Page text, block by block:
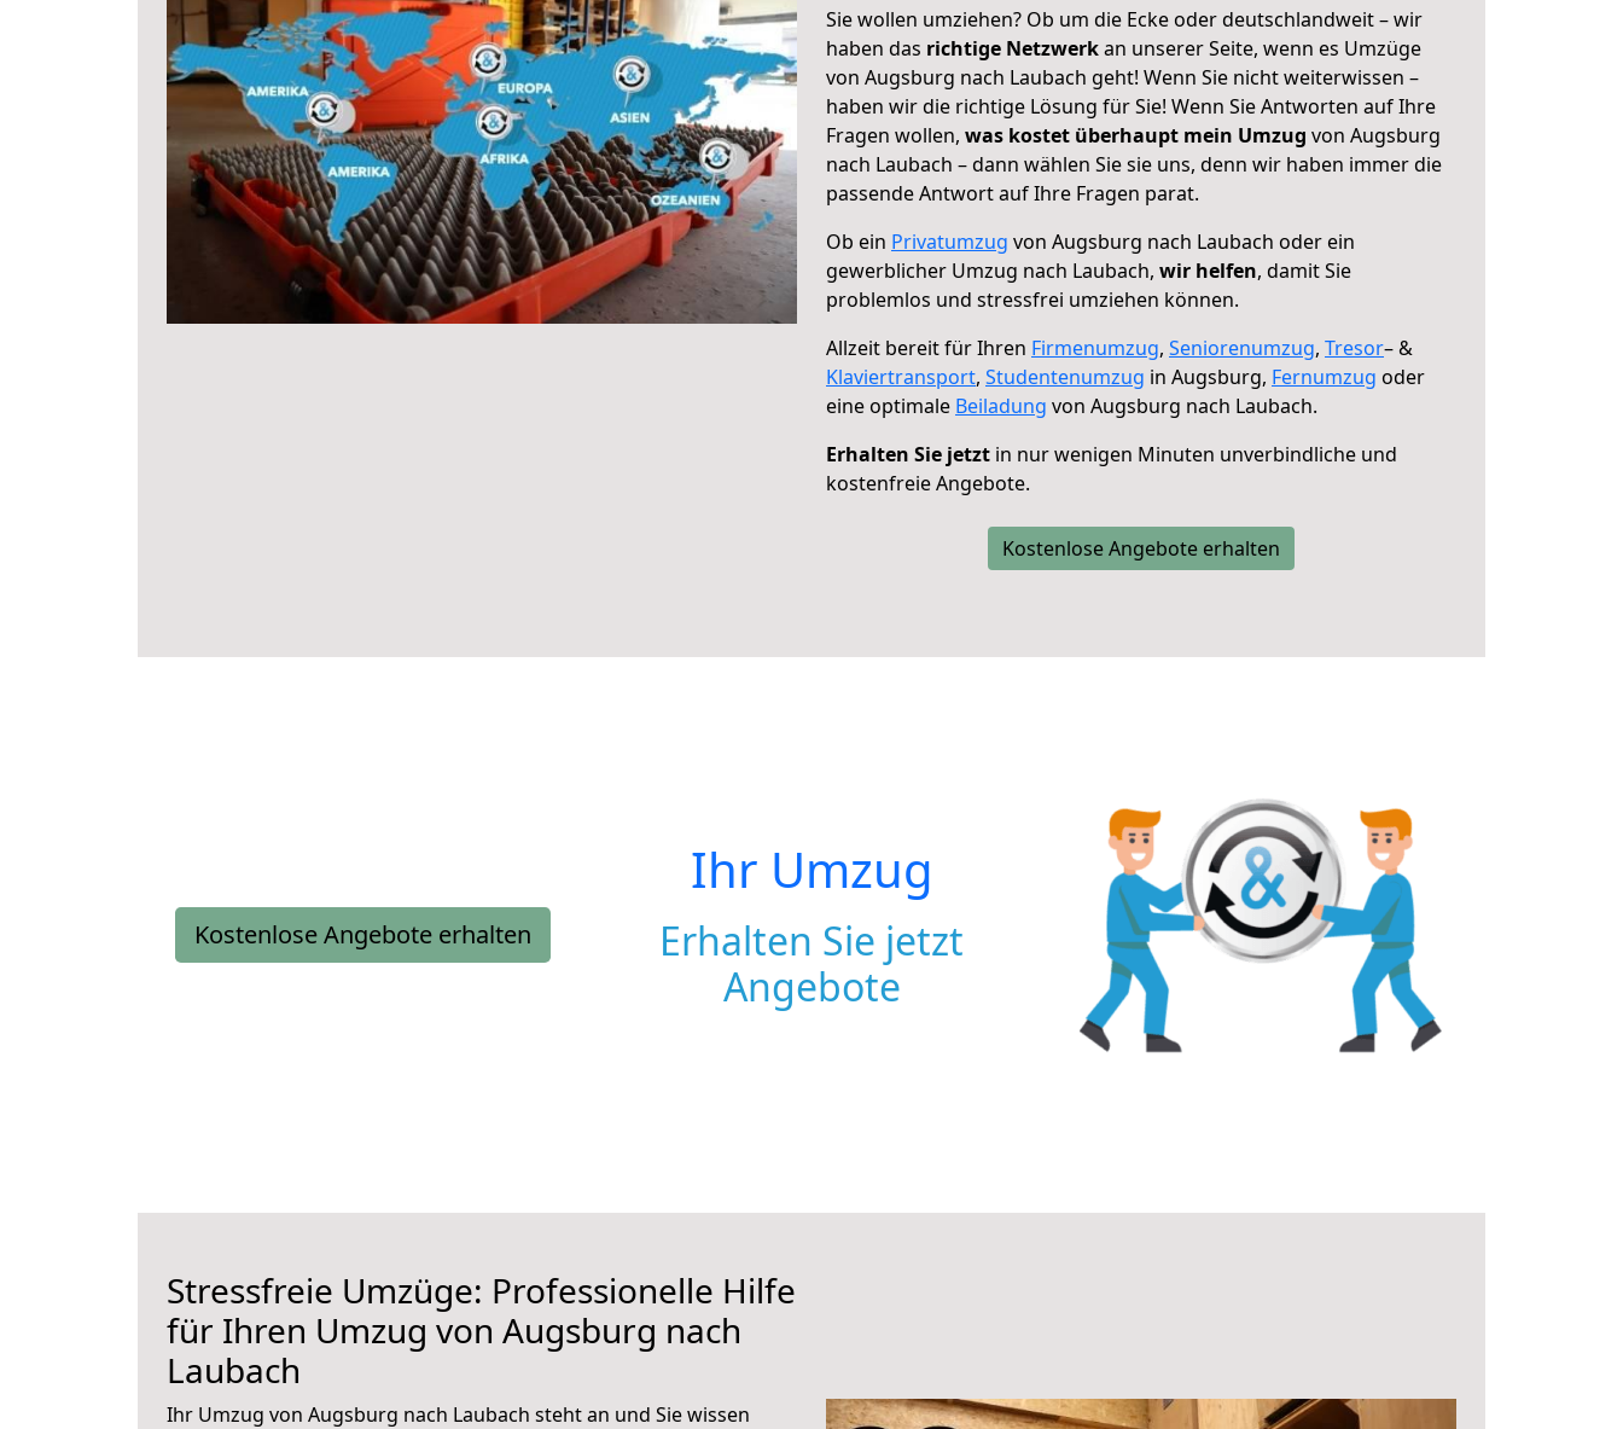
Sie wollen umziehen? Ob um die Ecke oder deutschlandweit – wir
haben das richtige Netzwerkan unserer Seite, wenn es Umzüge
von Augsburg nach Laubach geht! Wenn Sie nicht weiterwissen –
haben wir die richtige Lösung für Sie! Wenn Sie Antworten auf Ihre
Fragen wollen, was kostet überhaupt mein Umzug von Augsburg
nach Laubach – dann wählen Sie sie uns, denn wir haben immer die
passende Antwort auf Ihre Fragen parat.
Ob ein Privatumzug von Augsburg nach Laubach oder ein
gewerblicher Umzug nach Laubach, wir helfen, damit Sie
problemlos und stressfrei umziehen können.
Allzeit bereit für Ihren Firmenumzug, Seniorenumzug, Tresor– &
Klaviertransport, Studentenumzug in Augsburg, Fernumzug oder
eine optimale Beiladung von Augsburg nach Laubach.
Erhalten Sie jetzt in nur wenigen Minuten unverbindliche und
kostenfreie Angebote.
Kostenlose Angebote erhalten
Kostenlose Angebote erhalten
Ihr Umzug
Erhalten Sie jetzt
Angebote
Stressfreie Umzüge: Professionelle Hilfe
für Ihren Umzug von Augsburg nach
Laubach
Ihr Umzug von Augsburg nach Laubach steht an und Sie wissen